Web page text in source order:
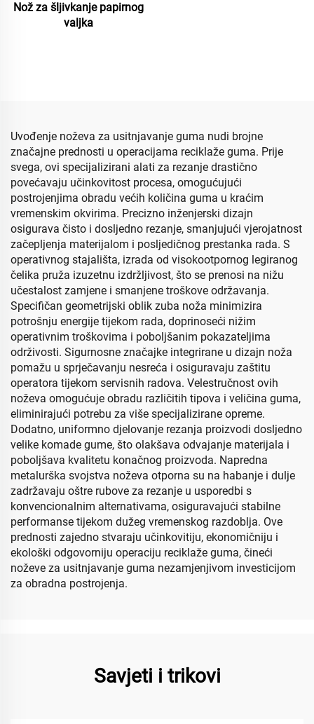
Nož za šljivkanje papirnog
valjka
Uvođenje noževa za usitnjavanje guma nudi brojne
značajne prednosti u operacijama reciklaže guma. Prije
svega, ovi specijalizirani alati za rezanje drastično
povećavaju učinkovitost procesa, omogućujući
postrojenjima obradu većih količina guma u kraćim
vremenskim okvirima. Precizno inženjerski dizajn
osigurava čisto i dosljedno rezanje, smanjujući vjerojatnost
začepljenja materijalom i posljedičnog prestanka rada. S
operativnog stajališta, izrada od visokootpornog legiranog
čelika pruža izuzetnu izdržljivost, što se prenosi na nižu
učestalost zamjene i smanjene troškove održavanja.
Specifičan geometrijski oblik zuba noža minimizira
potrošnju energije tijekom rada, doprinoseći nižim
operativnim troškovima i poboljšanim pokazateljima
održivosti. Sigurnosne značajke integrirane u dizajn noža
pomažu u sprječavanju nesreća i osiguravaju zaštitu
operatora tijekom servisnih radova. Velestručnost ovih
noževa omogućuje obradu različitih tipova i veličina guma,
eliminirajući potrebu za više specijalizirane opreme.
Dodatno, uniformno djelovanje rezanja proizvodi dosljedno
velike komade gume, što olakšava odvajanje materijala i
poboljšava kvalitetu konačnog proizvoda. Napredna
metalurška svojstva noževa otporna su na habanje i dulje
zadržavaju oštre rubove za rezanje u usporedbi s
konvencionalnim alternativama, osiguravajući stabilne
performanse tijekom dužeg vremenskog razdoblja. Ove
prednosti zajedno stvaraju učinkovitiju, ekonomičniju i
ekološki odgovorniju operaciju reciklaže guma, čineći
noževe za usitnjavanje guma nezamjenjivom investicijom
za obradna postrojenja.
Savjeti i trikovi